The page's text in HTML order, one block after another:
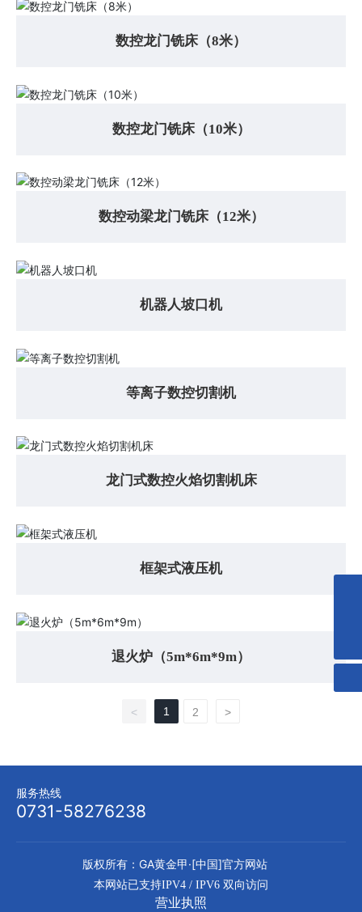
数控龙门铣床（8米）
数控龙门铣床（10米）
数控动梁龙门铣床（12米）
机器人坡口机
等离子数控切割机
龙门式数控火焰切割机床
框架式液压机
退火炉（5m*6m*9m）
< 1 2 >
服务热线
0731-58276238
版权所有：GA黄金甲·[中国]官方网站
本网站已支持IPV4 / IPV6 双向访问
营业执照